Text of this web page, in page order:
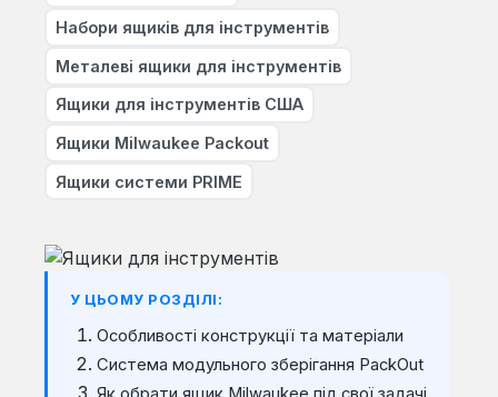
Набори ящиків для інструментів
Металеві ящики для інструментів
Ящики для інструментів США
Ящики Milwaukee Packout
Ящики системи PRIME
У ЦЬОМУ РОЗДІЛІ:
Особливості конструкції та матеріали
Система модульного зберігання PackOut